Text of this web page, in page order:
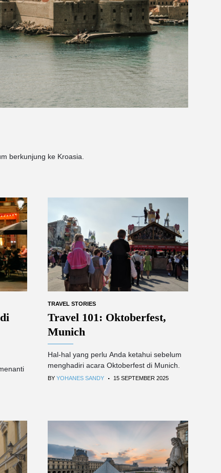
berkunjung ke Kroasia.
TRAVEL STORIES
Travel 101: Oktoberfest,
Munich
Hal-hal yang perlu Anda ketahui sebelum
menghadiri acara Oktoberfest di Munich.
BY YOHANES SANDY . 15 SEPTEMBER 2025